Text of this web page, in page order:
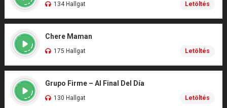
134 Hallgat Letöltés
Chere Maman
175 Hallgat Letöltés
Grupo Firme – Al Final Del Día
130 Hallgat Letöltés